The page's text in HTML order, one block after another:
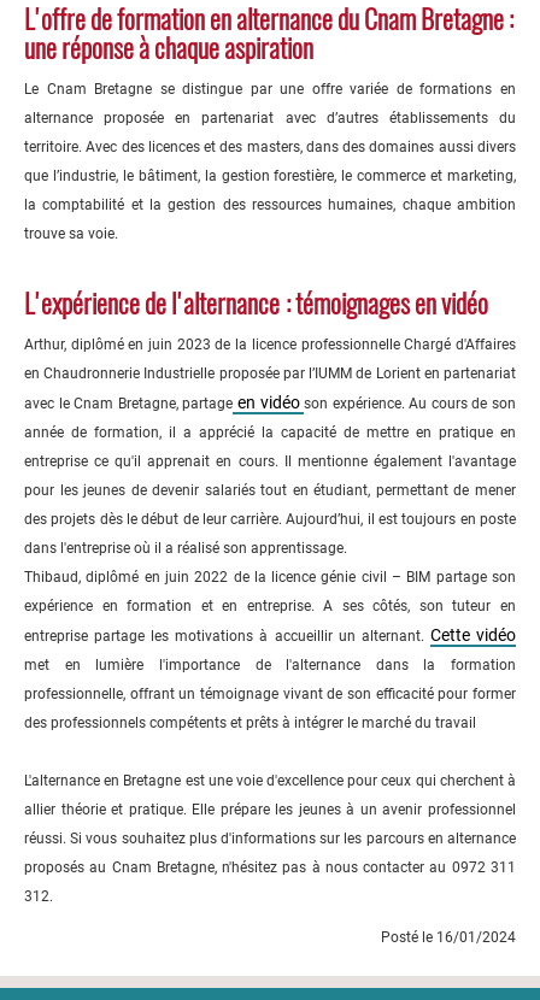
L'offre de formation en alternance du Cnam Bretagne :
une réponse à chaque aspiration
Le Cnam Bretagne se distingue par une offre variée de formations en
alternance proposée en partenariat avec d’autres établissements du
territoire. Avec des licences et des masters, dans des domaines aussi divers
que l’industrie, le bâtiment, la gestion forestière, le commerce et marketing,
la comptabilité et la gestion des ressources humaines, chaque ambition
trouve sa voie.
L'expérience de l'alternance : témoignages en vidéo
Arthur, diplômé en juin 2023 de la licence professionnelle Chargé d'Affaires
en Chaudronnerie Industrielle proposée par l’IUMM de Lorient en partenariat
avec le Cnam Bretagne, partage en vidéoson expérience. Au cours de son
année de formation, il a apprécié la capacité de mettre en pratique en
entreprise ce qu'il apprenait en cours. Il mentionne également l'avantage
pour les jeunes de devenir salariés tout en étudiant, permettant de mener
des projets dès le début de leur carrière. Aujourd’hui, il est toujours en poste
dans l'entreprise où il a réalisé son apprentissage.
Thibaud, diplômé en juin 2022 de la licence génie civil – BIM partage son
expérience en formation et en entreprise. A ses côtés, son tuteur en
entreprise partage les motivations à accueillir un alternant. Cette vidéo
met en lumière l'importance de l'alternance dans la formation
professionnelle, offrant un témoignage vivant de son efficacité pour former
des professionnels compétents et prêts à intégrer le marché du travail
L'alternance en Bretagne est une voie d'excellence pour ceux qui cherchent à
allier théorie et pratique. Elle prépare les jeunes à un avenir professionnel
réussi. Si vous souhaitez plus d'informations sur les parcours en alternance
proposés au Cnam Bretagne, n'hésitez pas à nous contacter au 0972 311
312.
Posté le 16/01/2024